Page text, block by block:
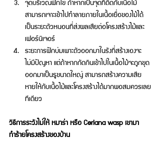
สามารถเจาะเข้าไปทำลายภายในเนื้อเยื่อของไม้ได้
เป็นระยะตัวหนอนที่ส่งผลเสียต่อโครงสร้างไม้และ
เฟอร์นิเจอร์
ระยะการฟักบ่มเพาะตัวออกมาในรังที่สร้างเองจะ
ไม่มีปัญหา แต่ถ้าหากกัดกินเข้าไปในเนื้อไม้จะถูกขุด
ออกมาเป็นรูขนาดใหญ่ สามารถสร้างความเสีย
หายให้กับเนื้อไม้และโครงสร้างได้มากพอสมควรเลย
ทีเดียว
วิธีการระวังไม่ให้ หมาร่า หรือ Ceriana wasp เขามา
ทำร้ายโครงสร้างของบ้าน